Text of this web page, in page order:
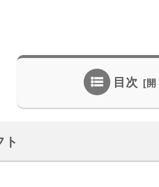
目次
ト